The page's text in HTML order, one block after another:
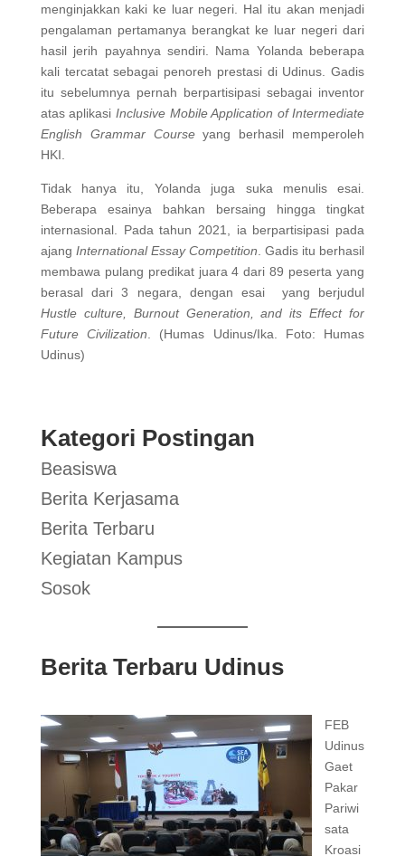
menginjakkan kaki ke luar negeri. Hal itu akan menjadi
pengalaman pertamanya berangkat ke luar negeri dari
hasil jerih payahnya sendiri. Nama Yolanda beberapa
kali tercatat sebagai penoreh prestasi di Udinus. Gadis
itu sebelumnya pernah berpartisipasi sebagai inventor
atas aplikasi Inclusive Mobile Application of Intermediate
English Grammar Courseyang berhasil memperoleh
HKI.
Tidak hanya itu, Yolanda juga suka menulis esai.
Beberapa esainya bahkan bersaing hingga tingkat
internasional. Pada tahun 2021, ia berpartisipasi pada
ajang International Essay Competition . Gadis itu berhasil
membawa pulang predikat juara 4 dari 89 peserta yang
berasal dari 3 negara, dengan esai yang berjudul
Hustle culture, Burnout Generation, and its Effect for
Future Civilization . (Humas Udinus/Ika. Foto: Humas
Udinus)
Kategori Postingan
Beasiswa
Berita Kerjasama
Berita Terbaru
Kegiatan Kampus
Sosok
Berita Terbaru Udinus
FEB
Udinus
Gaet
Pakar
Pariwi
sata
Kroasi